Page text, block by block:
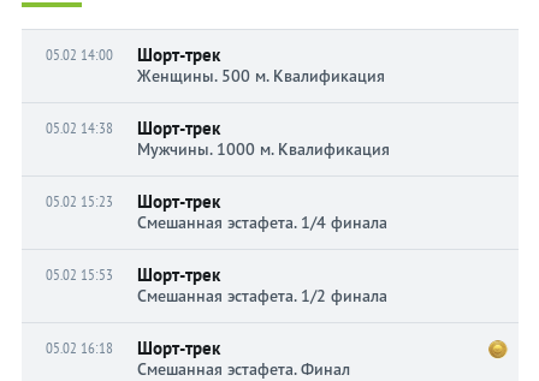
05.02 14:00 Шорт-трек
Женщины. 500 м. Квалификация
05.02 14:38 Шорт-трек
Мужчины. 1000 м. Квалификация
05.02 15:23 Шорт-трек
Смешанная эстафета. 1/4 финала
05.02 15:53 Шорт-трек
Смешанная эстафета. 1/2 финала
05.02 16:18 Шорт-трек
Смешанная эстафета. Финал